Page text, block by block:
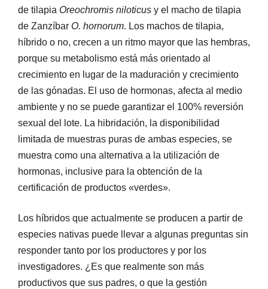
de tilapia Oreochromis niloticus y el macho de tilapia
de Zanzíbar O. hornorum. Los machos de tilapia,
híbrido o no, crecen a un ritmo mayor que las hembras,
porque su metabolismo está más orientado al
crecimiento en lugar de la maduración y crecimiento
de las gónadas. El uso de hormonas, afecta al medio
ambiente y no se puede garantizar el 100% reversión
sexual del lote. La hibridación, la disponibilidad
limitada de muestras puras de ambas especies, se
muestra como una alternativa a la utilización de
hormonas, inclusive para la obtención de la
certificación de productos «verdes».
Los híbridos que actualmente se producen a partir de
especies nativas puede llevar a algunas preguntas sin
responder tanto por los productores y por los
investigadores. ¿Es que realmente son más
productivos que sus padres, o que la gestión